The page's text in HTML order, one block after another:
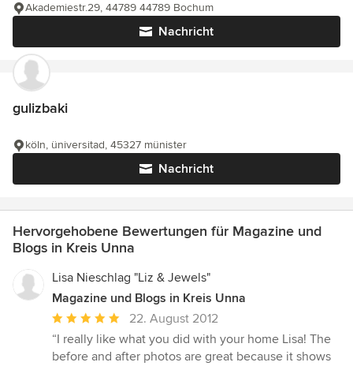
Nachricht
Akademiestr.29, 44789 44789 Bochum
gulizbaki
Nachricht
köln, üniversitad, 45327 münister
Hervorgehobene Bewertungen für Magazine und
Blogs in Kreis Unna
Lisa Nieschlag "Liz & Jewels"
Magazine und Blogs in Kreis Unna
Durchschnittliche
Bewertung:
5
22. August 2012
“I really like what you did with your home Lisa! The
before and after photos are great because it shows